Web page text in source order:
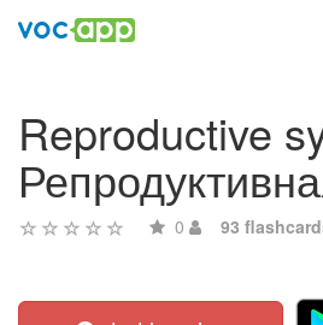
Reproductive
0 93